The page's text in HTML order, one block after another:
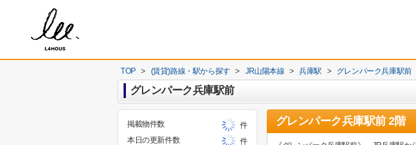
TOP > (賃貸)路線・駅から探す > JR山陽本線 > 兵庫駅 > グレンパーク兵庫駅前
グレンパーク兵庫駅前
グレンパーク兵庫駅前 2階
掲載物件数
件
本日の更新件数
件